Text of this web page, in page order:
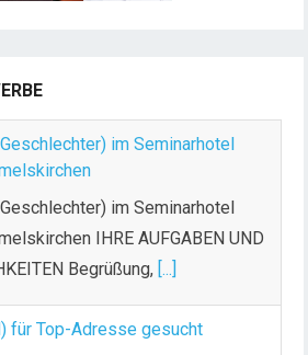
im Seminarhotel
im Seminarhotel
IHRE AUFGABEN UND
Begrüßung, [...]
für Top-Adresse gesucht